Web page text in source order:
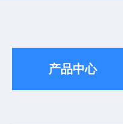
产品中心